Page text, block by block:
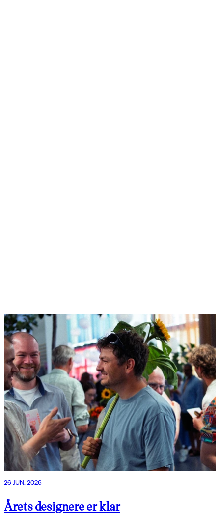
26 JUN. 2026
Årets designere er klar